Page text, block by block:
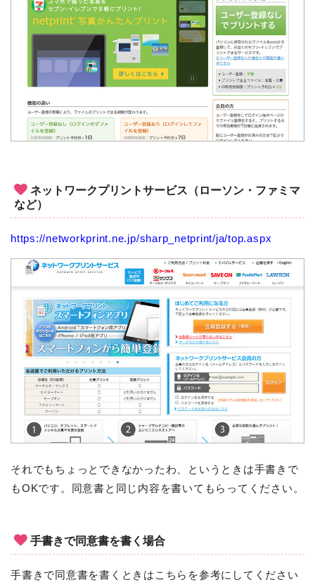
ネットワークプリントサービス（ローソン・ファミマ
など）
https://networkprint.ne.jp/sharp_netprint/ja/top.aspx
それでもちょっとできなかったわ、というときは手書きで
もOKです。同意書と同じ内容を書いてもらってください。
手書きで同意書を書く場合
手書きで同意書を書くときはこちらを参考にしてください